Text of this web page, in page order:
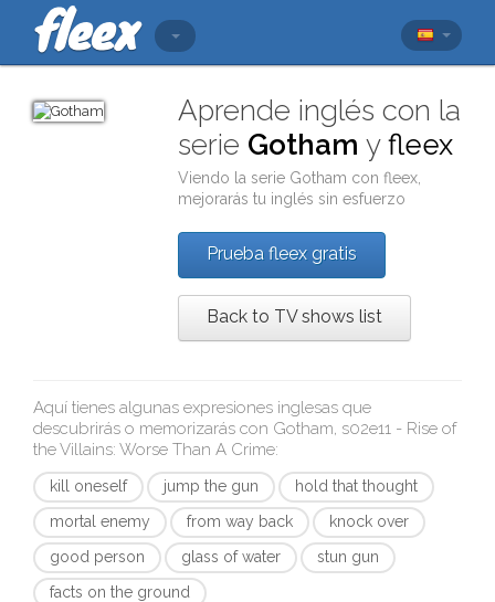
Aprende inglés con la
serie Gotham yfleex
Viendo la serie Gotham confleex
mejorarás tu inglés sin esfuerzo
Prueba fleex gratis
Back to TV shows list
Aquí tienes algunas expresiones inglesas que
descubrirás o memorizarás con Gotham, s02e11 - Rise of
the Villains: Worse Than A Crime:
kill oneself jump the gun
hold that thought
mortal enemy
from way back
knock over
good person
glass of water
stun gun
facts on the ground